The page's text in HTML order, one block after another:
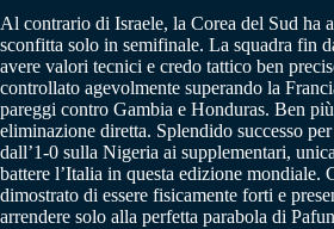
Al contrario di Israele, la Corea del Sud ha
sconfitta solo in semifinale. La squadra fin
avere valori tecnici e credo tattico ben
controllato agevolmente superando la
pareggi contro Gambia e Honduras. Ben
eliminazione diretta. Splendido successo
dall’1-0 sulla Nigeria ai supplementari,
battere l’Italia in questa edizione mondiale.
dimostrato di essere fisicamente forti e
arrendere solo alla perfetta parabola di